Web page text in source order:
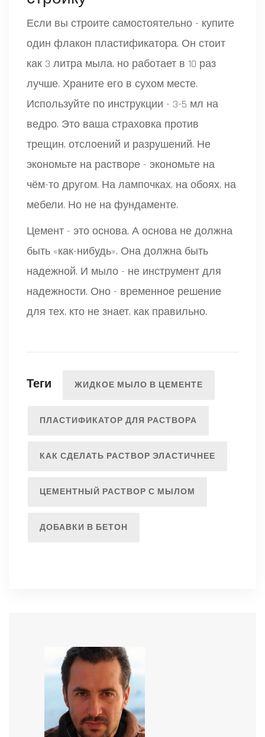
Если вы строите самостоятельно - купите
один флакон пластификатора. Он стоит
как 3 литра мыла, но работает в 10 раз
лучше. Храните его в сухом месте.
Используйте по инструкции - 3-5 мл на
ведро. Это ваша страховка против
трещин, отслоений и разрушений. Не
экономьте на растворе - экономьте на
чём-то другом. На лампочках, на обоях, на
мебели. Но не на фундаменте.
Цемент - это основа. А основа не должна
быть «как-нибудь». Она должна быть
надежной. И мыло - не инструмент для
надежности. Оно - временное решение
для тех, кто не знает, как правильно.
Теги ЖИДКОЕ МЫЛО В ЦЕМЕНТЕ
ПЛАСТИФИКАТОР ДЛЯ РАСТВОРА
КАК СДЕЛАТЬ РАСТВОР ЭЛАСТИЧНЕЕ
ЦЕМЕНТНЫЙ РАСТВОР С МЫЛОМ
ДОБАВКИ В БЕТОН